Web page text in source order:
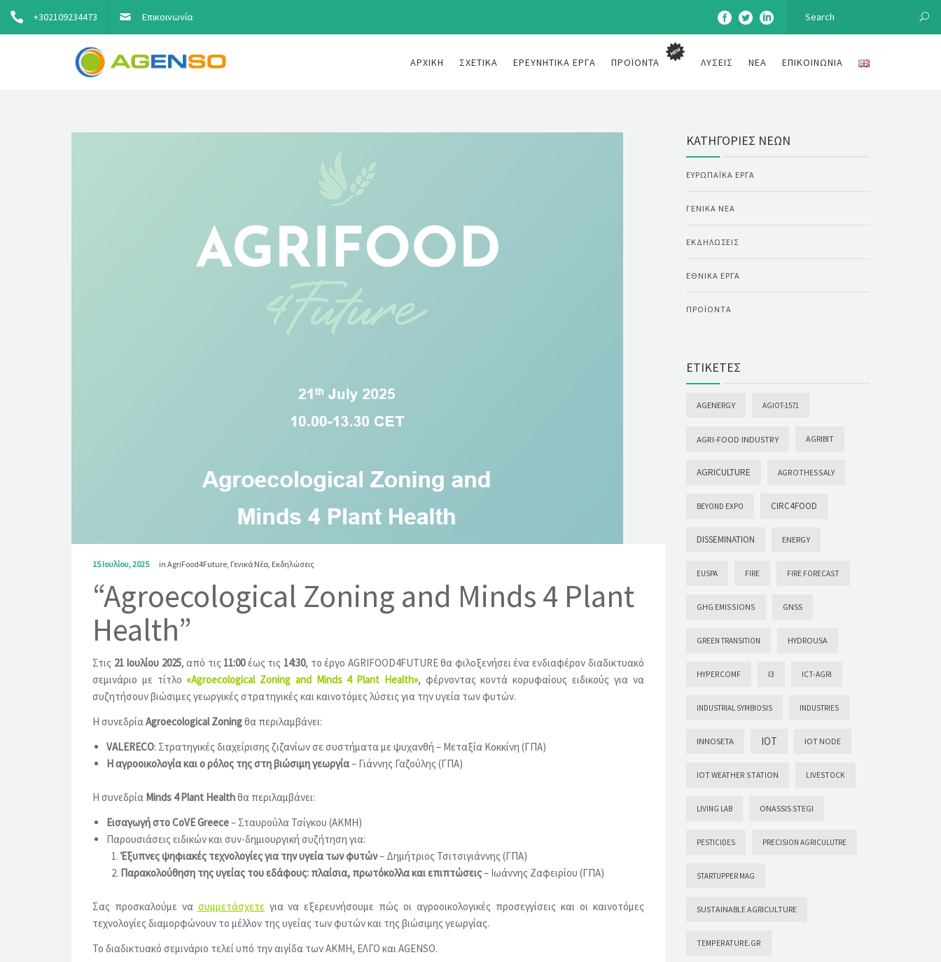
+302109234473 Επικοινωνία
ΑΡΧΙΚΉ ΣΧΕΤΙΚΆ ΕΡΕΥΝΗΤΙΚΆ ΈΡΓΑ ΠΡΟΪΌΝΤΑ ΛΎΣΕΙΣ ΝΈΑ ΕΠΙΚΟΙΝΩΝΊΑ
15 Ιουλίου, 2025 in AgriFood4Future, Γενικά Νέα, Εκδηλώσεις
“Agroecological Zoning and Minds 4 Plant
Health”
Στις 21 Ιουλίου 2025, από τις 11:00έως τις 14:30, το έργο AGRIFOOD4FUTURE θα φιλοξενήσει ένα ενδιαφέρον διαδικτυακό
σεμινάριο με τίτλο «Agroecological Zoning and Minds 4 Plant Health», φέρνοντας κοντά κορυφαίους ειδικούς για να
συζητήσουν βιώσιμες γεωργικές στρατηγικές και καινοτόμες λύσεις για την υγεία των φυτών.
Η συνεδρίαAgroecological Zoningθα περιλαμβάνει:
VALERECO: Στρατηγικές διαχείρισης ζιζανίων σε συστήματα με ψυχανθή – Μεταξία Κοκκίνη (ΓΠΑ)
Η αγροοικολογία και ο ρόλος της στη βιώσιμη γεωργία– Γιάννης Γαζούλης (ΓΠΑ)
Η συνεδρία Minds 4 Plant Healthθα περιλαμβάνει:
Εισαγωγή στο CoVE Greece– Σταυρούλα Τσίγκου (ΑΚΜΗ)
Παρουσιάσεις ειδικών και συν-δημιουργική συζήτηση για:
Έξυπνες ψηφιακές τεχνολογίες για την υγεία των φυτών– Δημήτριος Τσιτσιγιάννης (ΓΠΑ)
Παρακολούθηση της υγείας του εδάφους: πλαίσια, πρωτόκολλα και επιπτώσεις– Ιωάννης Ζαφειρίου (ΓΠΑ)
Σας προσκαλούμε να συμμετάσχετε για να εξερευνήσουμε πώς οι αγροοικολογικές προσεγγίσεις και οι καινοτόμες
τεχνολογίες διαμορφώνουν το μέλλον της υγείας των φυτών και της βιώσιμης γεωργίας.
Το διαδικτυακό σεμινάριο τελεί υπό την αιγίδα των ΑΚΜΗ, ΕΛΓΟ και AGENSO.
ΚΑΤΗΓΟΡΊΕΣ ΝΈΩΝ
ΕΥΡΩΠΑΪΚΆ ΈΡΓΑ
ΓΕΝΙΚΆ ΝΈΑ
ΕΚΔΗΛΏΣΕΙΣ
ΕΘΝΙΚΆ ΈΡΓΑ
ΠΡΟΪΌΝΤΑ
ΕΤΙΚΈΤΕΣ
AGENERGY AGIOT-1571
AGRI-FOOD INDUSTRY AGRIBIT
AGRICULTURE AGROTHESSALY
BEYOND EXPO CIRC4FOOD
DISSEMINATION ENERGY
EUSPA FIRE FIRE FORECAST
GHG EMISSIONS GNSS
GREEN TRANSITION HYDROUSA
HYPERCOMF I3 ICT-AGRI
INDUSTRIAL SYMBIOSIS INDUSTRIES
INNOSETA IOT IOT NODE
IOT WEATHER STATION LIVESTOCK
LIVING LAB ONASSIS STEGI
PESTICIDES PRECISION AGRICULUTRE
STARTUPPER MAG
SUSTAINABLE AGRICULTURE
TEMPERATURE.GR